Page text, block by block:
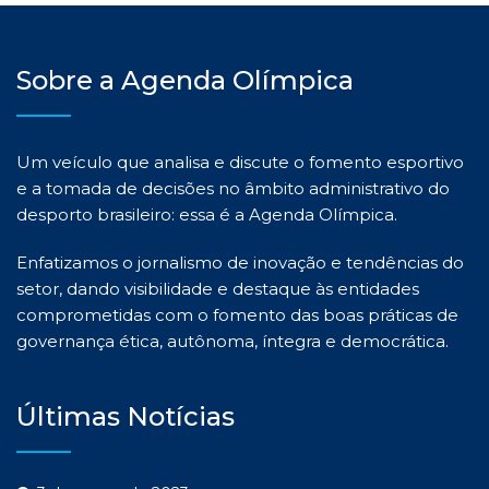
Sobre a Agenda Olímpica
Um veículo que analisa e discute o fomento esportivo
e a tomada de decisões no âmbito administrativo do
desporto brasileiro: essa é a Agenda Olímpica.
Enfatizamos o jornalismo de inovação e tendências do
setor, dando visibilidade e destaque às entidades
comprometidas com o fomento das boas práticas de
governança ética, autônoma, íntegra e democrática.
Últimas Notícias